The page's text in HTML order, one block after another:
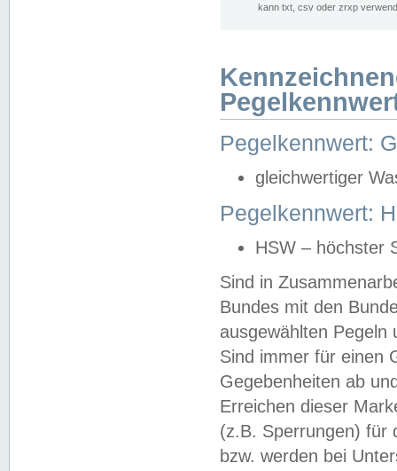
kann txt, csv oder zrxp
Pegelkennwert:
gleichwertiger
Pegelkennwert:
HSW – höchster
Sind in
Bundes mit den
ausgewählten
Sind immer für einen
Gegebenheiten ab
Erreichen dieser
(z.B. Sperrungen) für
bzw. werden bei